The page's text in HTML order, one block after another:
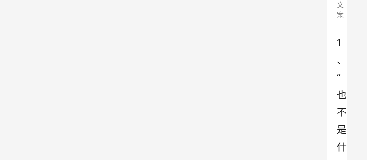
文
案
1
、
“
也
不
是
什